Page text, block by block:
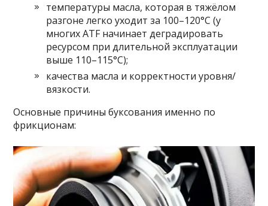
температуры масла, которая в тяжёлом
разгоне легко уходит за 100–120°C (у
многих ATF начинает деградировать
ресурсом при длительной эксплуатации
выше 110–115°C);
качества масла и корректности уровня/
вязкости.
Основные причины буксования именно по
фрикционам: